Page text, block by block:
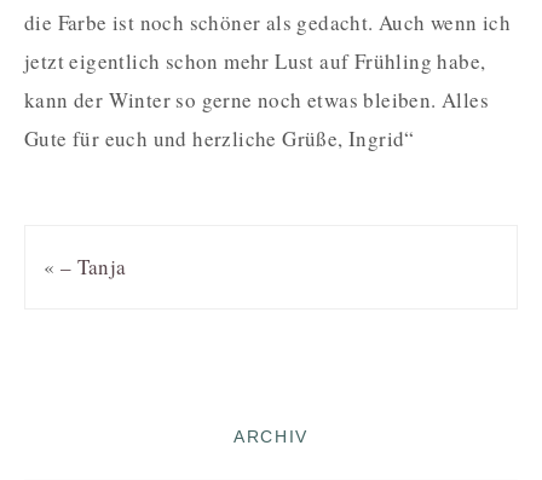
die Farbe ist noch schöner als gedacht. Auch wenn ich
jetzt eigentlich schon mehr Lust auf Frühling habe,
kann der Winter so gerne noch etwas bleiben. Alles
Gute für euch und herzliche Grüße, Ingrid“
« – Tanja
ARCHIV